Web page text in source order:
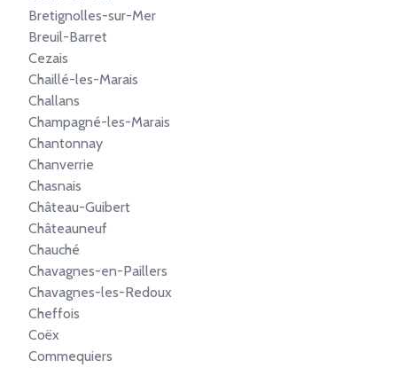
Bretignolles-sur-Mer
Breuil-Barret
Cezais
Chaillé-les-Marais
Challans
Champagné-les-Marais
Chantonnay
Chanverrie
Chasnais
Château-Guibert
Châteauneuf
Chauché
Chavagnes-en-Paillers
Chavagnes-les-Redoux
Cheffois
Coëx
Commequiers